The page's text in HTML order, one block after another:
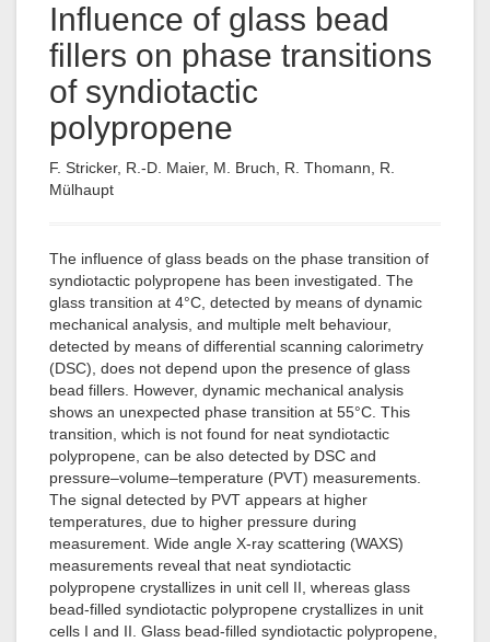
Influence of glass bead
fillers on phase transitions
of syndiotactic
polypropene
F. Stricker, R.-D. Maier, M. Bruch, R. Thomann, R.
Mülhaupt
The influence of glass beads on the phase transition of
syndiotactic polypropene has been investigated. The
glass transition at 4°C, detected by means of dynamic
mechanical analysis, and multiple melt behaviour,
detected by means of differential scanning calorimetry
(DSC), does not depend upon the presence of glass
bead fillers. However, dynamic mechanical analysis
shows an unexpected phase transition at 55°C. This
transition, which is not found for neat syndiotactic
polypropene, can be also detected by DSC and
pressure–volume–temperature (PVT) measurements.
The signal detected by PVT appears at higher
temperatures, due to higher pressure during
measurement. Wide angle X-ray scattering (WAXS)
measurements reveal that neat syndiotactic
polypropene crystallizes in unit cell II, whereas glass
bead-filled syndiotactic polypropene crystallizes in unit
cells I and II. Glass bead-filled syndiotactic polypropene,